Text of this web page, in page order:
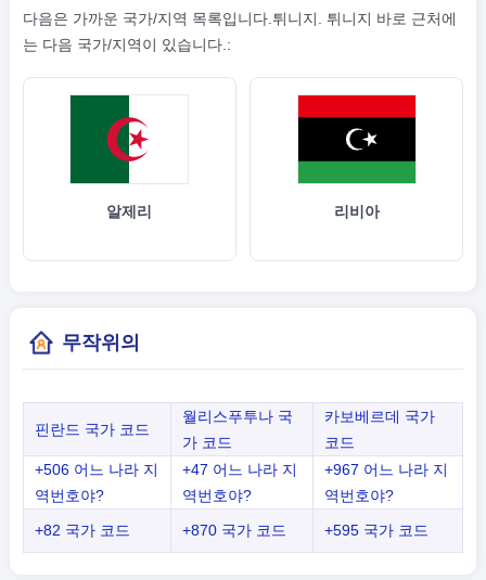
다음은 가까운 국가/지역 목록입니다.튀니지. 튀니지 바로 근처에
는 다음 국가/지역이 있습니다.:
알제리 리비아
무작위의
핀란드 국가 코드
월리스푸투나 국
가 코드
카보베르데 국가
코드
+506 어느 나라 지
역번호야?
+47 어느 나라 지
역번호야?
+967 어느 나라 지
역번호야?
+82 국가 코드
+870 국가 코드 +595 국가 코드